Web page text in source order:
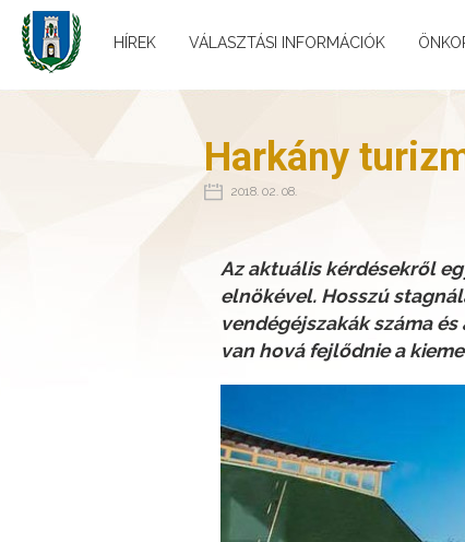
HÍREK VÁLASZTÁSI INFORMÁCIÓK
Harkány
2018. 02. 08.
Az aktuális kérdésekről
elnökével. Hosszú
vendégéjszakák száma
van hová fejlődnie a